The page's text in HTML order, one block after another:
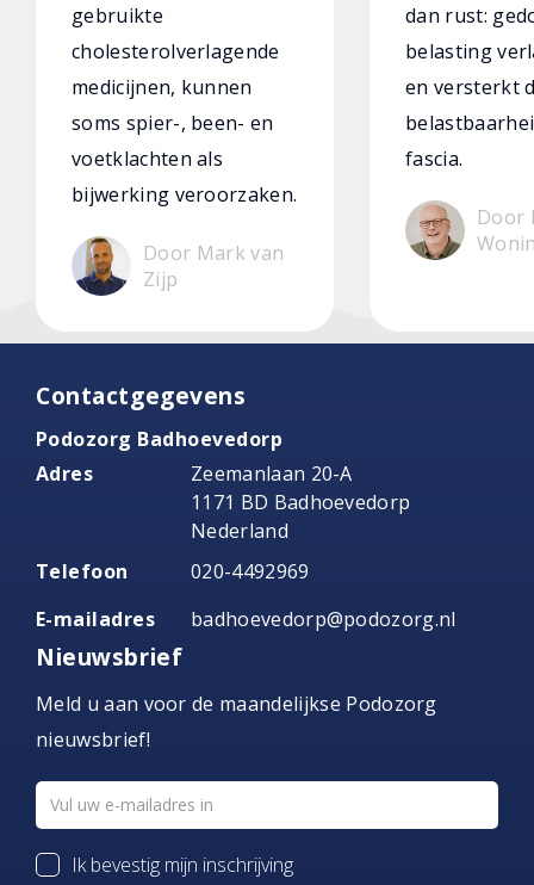
gebruikte
cholesterolverlagende
medicijnen, kunnen
soms spier-, been- en
voetklachten als
bijwerking veroorzaken.
Door Mark van
Zijp
dan rust:
belasting
en versterkt
fascia.
Door
Contactgegevens
Podozorg Badhoevedorp
Adres
Zeemanlaan 20-A
1171 BD Badhoevedorp
Nederland
Telefoon
020-4492969
E-mailadres
badhoevedorp@podozorg.nl
Nieuwsbrief
Meld u aan voor de maandelijkse Podozorg
nieuwsbrief!